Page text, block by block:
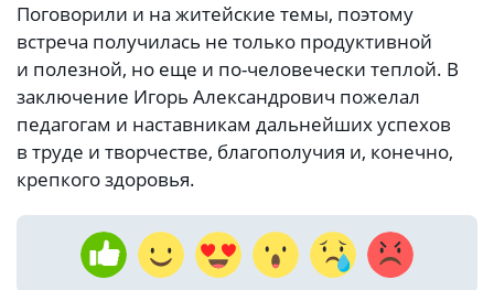
Поговорили и на житейские темы, поэтому
встреча получилась не только продуктивной
и полезной, но еще и по-человечески теплой. В
заключение Игорь Александрович пожелал
педагогам и наставникам дальнейших успехов
в труде и творчестве, благополучия и, конечно,
крепкого здоровья.